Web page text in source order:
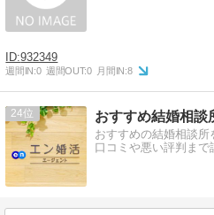
932349
週間IN:0 週間OUT:0 月間IN:8
24 おすすめ結婚相談
おすすめの結婚相談
口コミや悪い評判まで